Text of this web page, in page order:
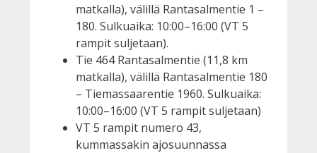
matkalla), välillä Rantasalmentie 1 –
180. Sulkuaika: 10:00–16:00 (VT 5
rampit suljetaan).
Tie 464 Rantasalmentie (11,8 km
matkalla), välillä Rantasalmentie 180
– Tiemassaarentie 1960. Sulkuaika:
10:00–16:00 (VT 5 rampit suljetaan)
VT 5 rampit numero 43,
kummassakin ajosuunnassa